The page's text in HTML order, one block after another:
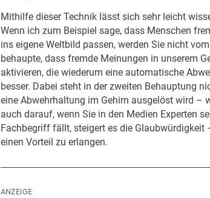
Mithilfe dieser Technik lässt sich sehr leicht
Wenn ich zum Beispiel sage, dass Menschen
ins eigene Weltbild passen, werden Sie nicht
behaupte, dass fremde Meinungen in unserem
aktivieren, die wiederum eine automatische
besser. Dabei steht in der zweiten Behauptung
eine Abwehrhaltung im Gehirn ausgelöst wird –
auch darauf, wenn Sie in den Medien Experten
Fachbegriff fällt, steigert es die
einen Vorteil zu erlangen.
ANZEIGE